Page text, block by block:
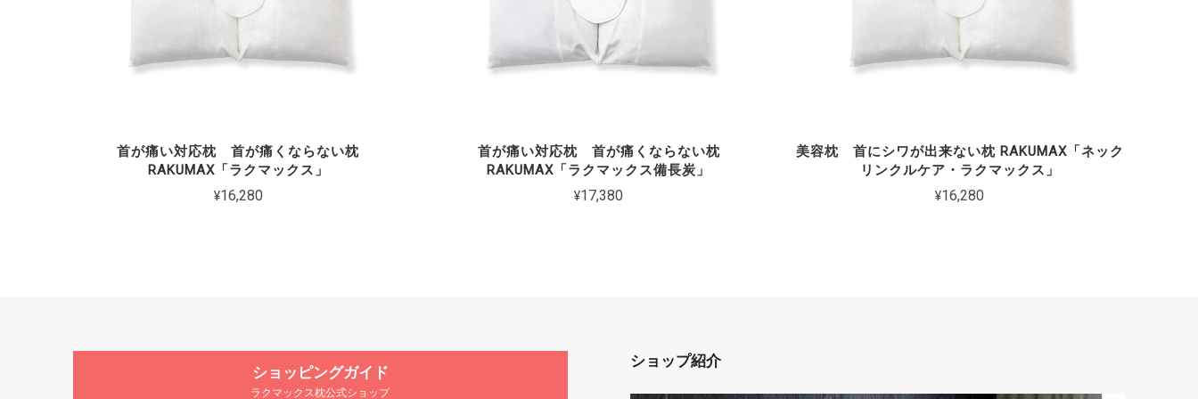
首が痛い対応枕 首が痛くならない枕
RAKUMAX「ラクマックス」
¥16,280
首が痛い対応枕 首が痛くならない枕
RAKUMAX「ラクマックス備長炭」
¥17,380
美容枕 首にシワが出来ない枕 RAKUMAX「ネック
リンクルケア・ラクマックス」
¥16,280
ショッピングガイド
ラクマックス枕公式ショップ
ショップ紹介